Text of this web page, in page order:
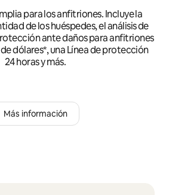
para los anfitriones. Incluye la
de los huéspedes, el análisis de
ante daños para anfitriones
dólares*, una Línea de protección
24 horas y más.
Más información